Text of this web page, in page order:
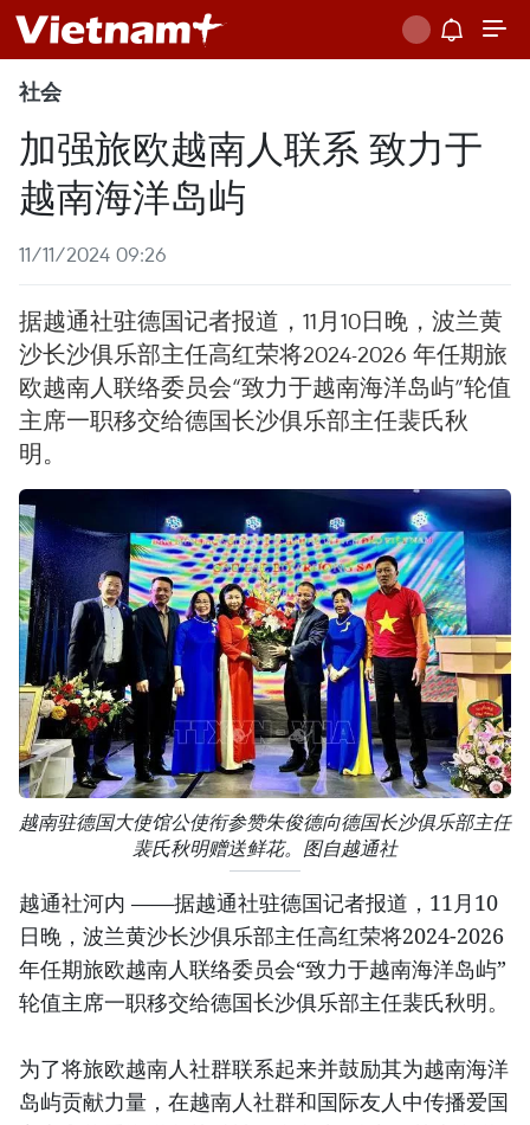
社会
加强旅欧越南人联系 致力于
越南海洋岛屿
11/11/2024 09:26
据越通社驻德国记者报道，11月10日晚，波兰黄
沙长沙俱乐部主任高红荣将2024-2026 年任期旅
欧越南人联络委员会“致力于越南海洋岛屿”轮值
主席一职移交给德国长沙俱乐部主任裴氏秋
明。
越南驻德国大使馆公使衔参赞朱俊德向德国长沙俱乐部主任
裴氏秋明赠送鲜花。图自越通社
越通社河内 ——据越通社驻德国记者报道，11月10
日晚，波兰黄沙长沙俱乐部主任高红荣将2024-2026
年任期旅欧越南人联络委员会“致力于越南海洋岛屿”
轮值主席一职移交给德国长沙俱乐部主任裴氏秋明。
为了将旅欧越南人社群联系起来并鼓励其为越南海洋
岛屿贡献力量，在越南人社群和国际友人中传播爱国